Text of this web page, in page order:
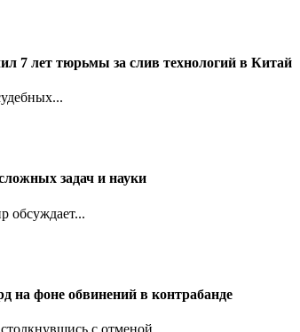
7 лет тюрьмы за слив технологий в Китай
задач и науки
обсуждает...
на фоне обвинений в контрабанде